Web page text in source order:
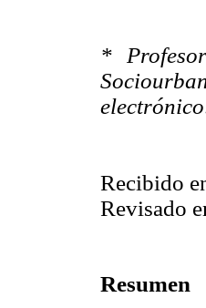
*
Recibido
Revisado
Resumen